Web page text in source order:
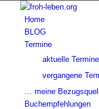
Home
BLOG
Termine
aktuelle Termine
vergangene
… meine
Buchempfehlungen